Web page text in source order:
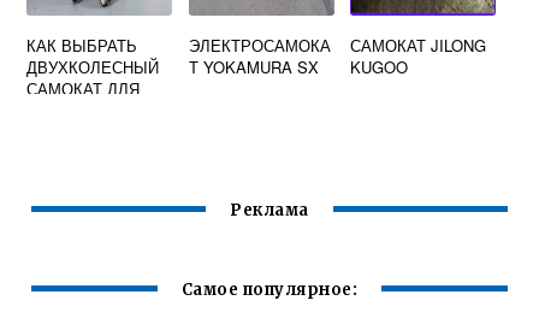
КАК ВЫБРАТЬ
ДВУХКОЛЕСНЫЙ
САМОКАТ ДЛЯ
ЭЛЕКТРОСАМОКА
Т YOKAMURA SX
САМОКАТ JILONG
KUGOO
Реклама
Самое популярное: